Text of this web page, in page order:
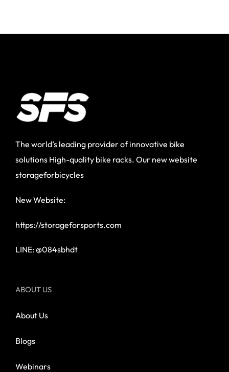
The world’s leading provider of innovative bike
solutions High-quality bike racks. Our new website
storageforbicycles
New Website:
https://storageforsports.com
LINE: @084sbhdt
ABOUT US
About Us
Blogs
Webinars